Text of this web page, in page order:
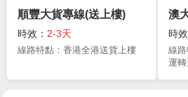
順豐大貨專線(送上樓)
時效： 2-3天
線路特點：香港全港送貨上樓
澳
時效
線
運